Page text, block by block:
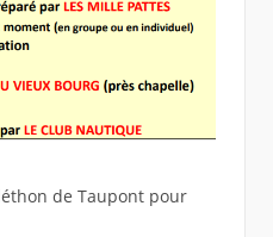
de Taupont pour